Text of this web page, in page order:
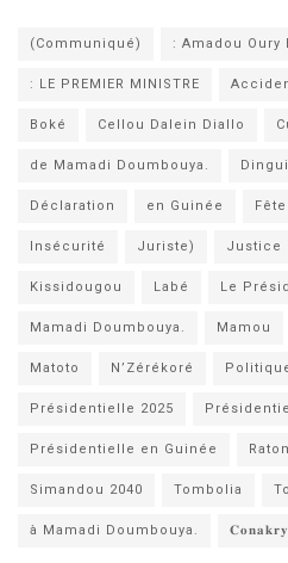
(Communiqué) : Amadou Oury
: LE PREMIER MINISTRE
Boké Cellou Dalein Diallo
de Mamadi Doumbouya.
Déclaration en Guinée Fête
Insécurité Juriste) Justice
Kissidougou Labé Le
Mamadi Doumbouya. Mamou
Matoto N’Zérékoré
Présidentielle 2025
Présidentielle en Guinée
Simandou 2040 Tombolia
à Mamadi Doumbouya. 𝐂𝐨𝐧𝐚𝐤𝐫𝐲